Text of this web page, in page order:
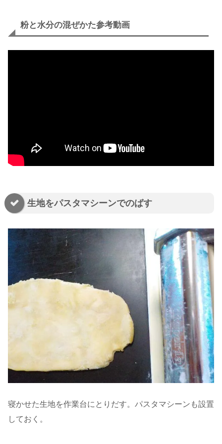
粉と水分の混ぜかた参考動画
生地をパスタマシーンでのばす
寝かせた生地を作業台にとりだす。パスタマシーンも設置
しておく。